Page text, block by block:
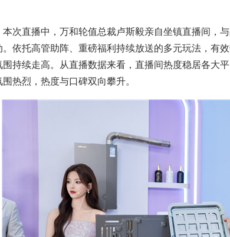
直播中，万和轮值总裁卢斯毅亲自坐镇直播间，与
。依托高管助阵、重磅福利持续放送的多元玩法，有
围持续走高。从直播数据来看，直播间热度稳居各大
围热烈，热度与口碑双向攀升。